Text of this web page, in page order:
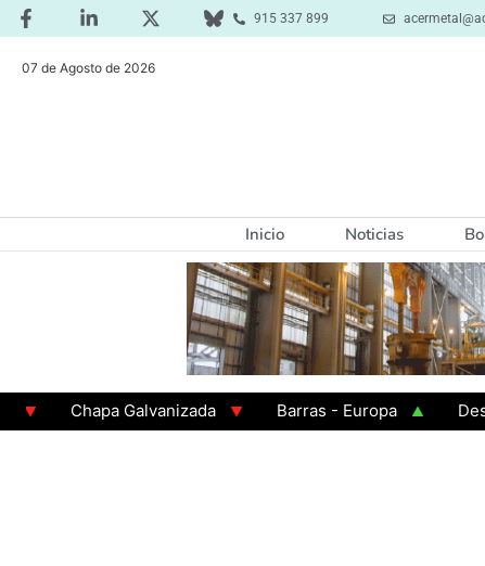
915 337 899
07 de Agosto de 2026
Inicio Noticias
Chapa Galvanizada Barras - Europa